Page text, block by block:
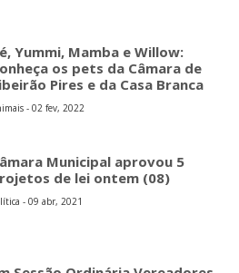
Yummi, Mamba e Willow:
os pets da Câmara de
Pires e da Casa Branca
- 02 fev, 2022
Municipal aprovou 5
de lei ontem (08)
- 09 abr, 2021